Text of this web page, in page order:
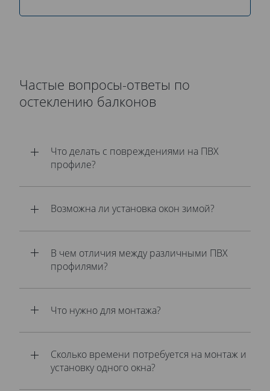
Частые вопросы-ответы по
остеклению балконов
Что делать с повреждениями на ПВХ
профиле?
Возможна ли установка окон зимой?
В чем отличия между различными ПВХ
профилями?
Что нужно для монтажа?
Сколько времени потребуется на монтаж и
установку одного окна?